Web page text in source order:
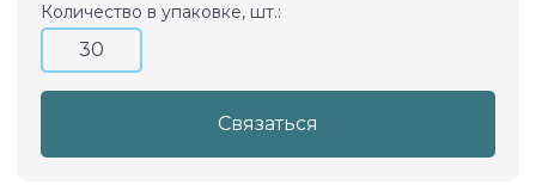
Количество в упаковке, шт.:
30
Связаться